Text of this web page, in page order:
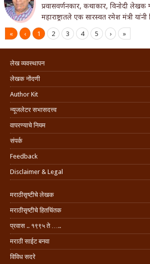
प्रवासवर्णनकार, कथाकार, विनोदी
महाराष्ट्रातले एक सारस्वत रमेश मंत्री
« ‹ 1 2 3 4 5 › »
लेख व्यवस्थापन
लेखक नोंदणी
Author Kit
न्यूजलेटर सभासदत्त्व
वापरण्याचे नियम
संपर्क
Feedback
Disclaimer & Legal
मराठीसृष्टीचे लेखक
मराठीसृष्टीचे हितचिंतक
प्रवास .. १९९५ ते …..
मराठी साईट बनवा
विविध सदरे